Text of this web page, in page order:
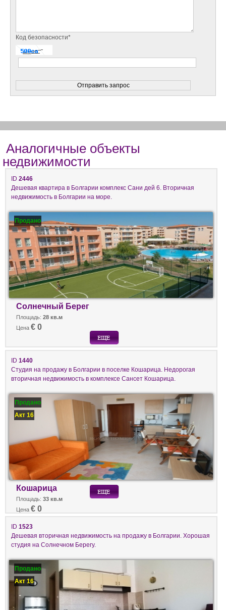
Код безопасности*
Аналогичные объекты
недвижимости
ID 2446
Дешевая квартира в Болгарии комплекс Сани дей 6. Вторичная
недвижимость в Болгарии на море.
Продано
Солнечный Берег
Площадь: 28 кв.м
Цена € 0
ID 1440
Студия на продажу в Болгарии в поселке Кошарица. Недорогая
вторичная недвижимость в комплексе Сансет Кошарица.
Продано
Акт 16
Кошарица
Площадь: 33 кв.м
Цена € 0
ID 1523
Дешевая вторичная недвижимость на продажу в Болгарии. Хорошая
студия на Солнечном Берегу.
Продано
Акт 16